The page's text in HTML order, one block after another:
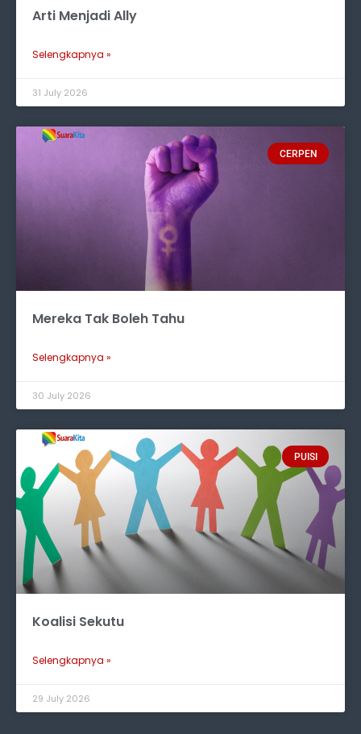
Arti Menjadi Ally
Selengkapnya »
31 July 2026
CERPEN
Mereka Tak Boleh Tahu
Selengkapnya »
30 July 2026
PUISI
Koalisi Sekutu
Selengkapnya »
29 July 2026